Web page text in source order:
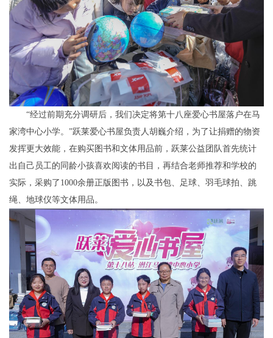
“经过前期充分调研后，我们决定将第十八座爱心书屋落户在马
家湾中心小学。”跃莱爱心书屋负责人胡巍介绍，为了让捐赠的物资
发挥更大效能，在购买图书和文体用品前，跃莱公益团队首先统计
出自己员工的同龄小孩喜欢阅读的书目，再结合老师推荐和学校的
实际，采购了1000余册正版图书，以及书包、足球、羽毛球拍、跳
绳、地球仪等文体用品。